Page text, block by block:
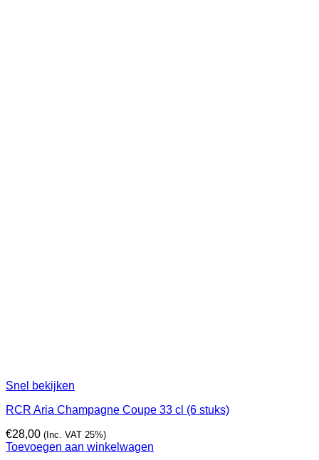
Snel bekijken
RCR Aria Champagne Coupe 33 cl (6 stuks)
€28,00 (Inc. VAT 25%)
Toevoegen aan winkelwagen